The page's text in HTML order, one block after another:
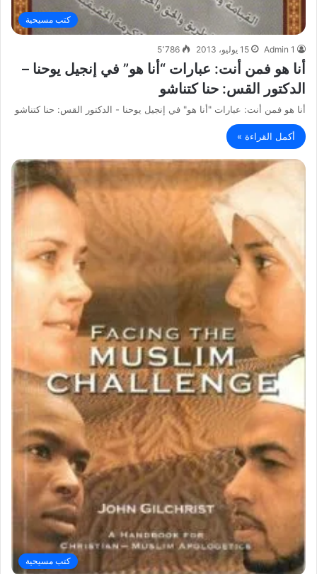
كتب مسيحية
Admin 1 15 يوليو، 2013 5٬786
أنا هو فمن أنت: عبارات “أنا هو” في إنجيل يوحنا –
الدكتور القس: حنا كتناشو
أنا هو فمن أنت: عبارات "أنا هو" في إنجيل يوحنا - الدكتور القس: حنا كتناشو
أكمل القراءة »
كتب مسيحية